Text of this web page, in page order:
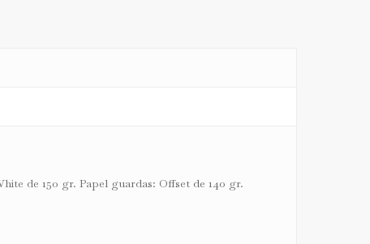
de 150 gr. Papel guardas: Offset de 140 gr.